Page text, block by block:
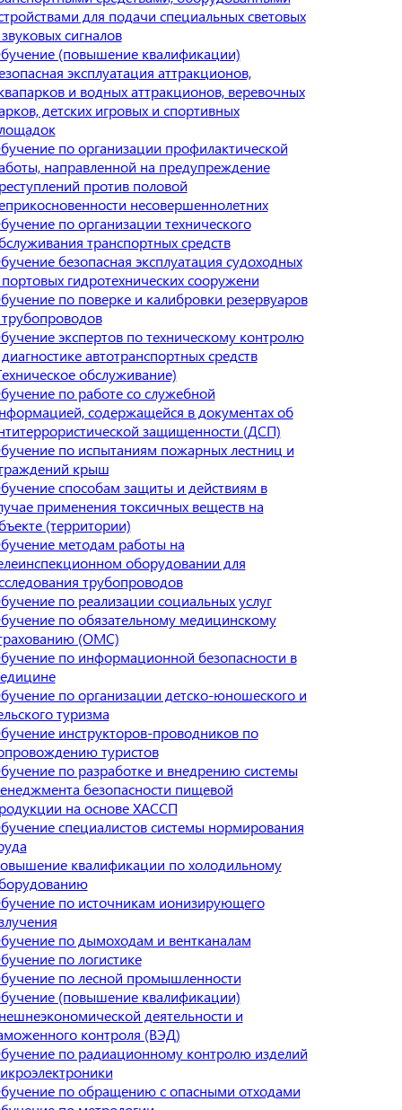
для подачи специальных световых
сигналов
(повышение квалификации)
эксплуатация аттракционов,
и водных аттракционов, веревочных
детских игровых и спортивных
по организации профилактической
направленной на предупреждение
против половой
несовершеннолетних
по организации технического
транспортных средств
безопасная эксплуатация судоходных
гидротехнических сооружени
по поверке и калибровки резервуаров
экспертов по техническому контролю
автотранспортных средств
обслуживание)
по работе со служебной
содержащейся в документах об
защищенности (ДСП)
по испытаниям пожарных лестниц и
крыш
способам защиты и действиям в
применения токсичных веществ на
(территории)
методам работы на
оборудовании для
трубопроводов
по реализации социальных услуг
по обязательному медицинскому
(ОМС)
по информационной безопасности в
по организации детско-юношеского и
туризма
инструкторов-проводников по
туристов
по разработке и внедрению системы
безопасности пищевой
на основе ХАССП
специалистов системы нормирования
квалификации по холодильному
по источникам ионизирующего
по дымоходам и вентканалам
по логистике
по лесной промышленности
(повышение квалификации)
деятельности и
контроля (ВЭД)
по радиационному контролю изделий
по обращению с опасными отходами